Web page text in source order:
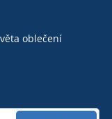
oblečení